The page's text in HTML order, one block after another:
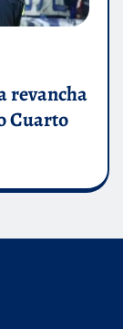
revancha
Cuarto